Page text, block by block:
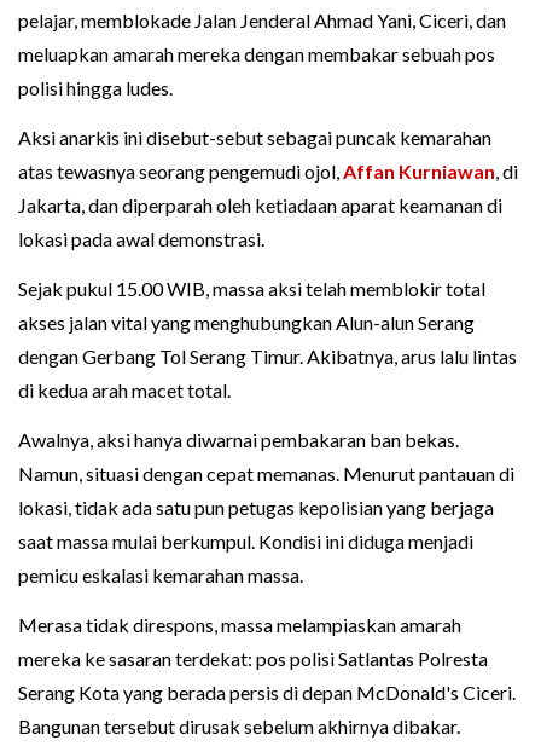
pelajar, memblokade Jalan Jenderal Ahmad Yani, Ciceri, dan
meluapkan amarah mereka dengan membakar sebuah pos
polisi hingga ludes.
Aksi anarkis ini disebut-sebut sebagai puncak kemarahan
atas tewasnya seorang pengemudi ojol,Affan Kurniawan, di
Jakarta, dan diperparah oleh ketiadaan aparat keamanan di
lokasi pada awal demonstrasi.
Sejak pukul 15.00 WIB, massa aksi telah memblokir total
akses jalan vital yang menghubungkan Alun-alun Serang
dengan Gerbang Tol Serang Timur. Akibatnya, arus lalu lintas
di kedua arah macet total.
Awalnya, aksi hanya diwarnai pembakaran ban bekas.
Namun, situasi dengan cepat memanas. Menurut pantauan di
lokasi, tidak ada satu pun petugas kepolisian yang berjaga
saat massa mulai berkumpul. Kondisi ini diduga menjadi
pemicu eskalasi kemarahan massa.
Merasa tidak direspons, massa melampiaskan amarah
mereka ke sasaran terdekat: pos polisi Satlantas Polresta
Serang Kota yang berada persis di depan McDonald's Ciceri.
Bangunan tersebut dirusak sebelum akhirnya dibakar.